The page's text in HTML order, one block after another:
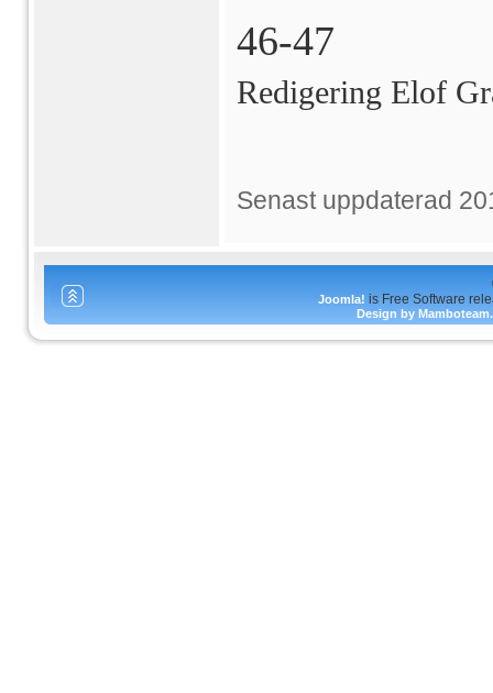
46-47
Redigering Elof
Senast uppdaterad
Joomla! is Free Software
Design by